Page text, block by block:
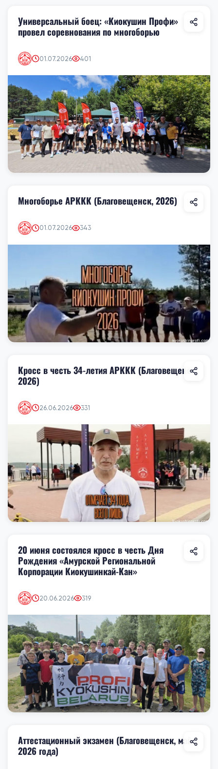
Универсальный боец: «Киокушин Профи»
провел соревнования по многоборью
01.07.2026 401
Многоборье АРККК (Благовещенск, 2026)
01.07.2026 343
Кросс в честь 34-летия АРККК (Благовещенск,
2026)
26.06.2026 331
20 июня состоялся кросс в честь Дня
Рождения «Амурской Региональной
Корпорации Киокушинкай-Кан»
20.06.2026 319
Аттестационный экзамен (Благовещенск, май
2026 года)